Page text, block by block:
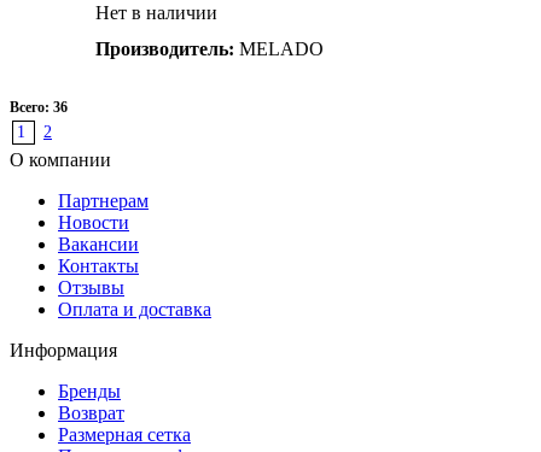
Нет в наличии
Производитель: MELADO
Всего: 36
1 2
О компании
Партнерам
Новости
Вакансии
Контакты
Отзывы
Оплата и доставка
Информация
Бренды
Возврат
Размерная сетка